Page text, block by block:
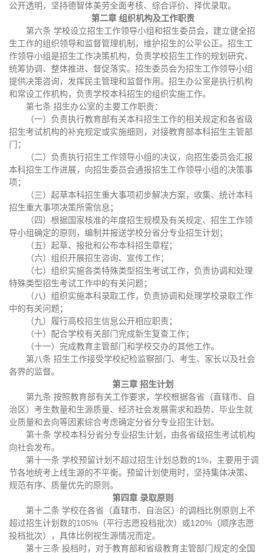
公开透明，坚持德智体美劳全面考核、综合评价、择优录取。
第二章 组织机构及工作职责
第六条 学校设立招生工作领导小组和招生委员会，建立健全招
生工作的组织领导和监督管理机制，维护招生的公平公正。招生工
作领导小组是招生工作决策机构，负责学校招生工作的规划研究、
统筹协调、整体推进、督促落实。招生委员会为招生工作领导小组
提供决策咨询，发挥民主管理和监督作用。招生办公室是执行机构
和常设工作机构，负责学校本科招生的组织实施工作。
第七条 招生办公室的主要工作职责：
（一）负责执行教育部有关本科招生工作的相关规定和各省级
招生考试机构的补充规定或实施细则，对接教育部本科招生主管部
门；
（二）负责执行招生工作领导小组的决议，向招生委员会汇报
本科招生工作进展，向招生委员会通报招生工作领导小组的决策事
项；
（三）起草本科招生重大事项初步解决方案，收集、统计本科
招生重大事项决策所需信息；
（四）根据国家核准的年度招生规模及有关规定、招生工作领
导小组确定的原则，编制并报送学校分省分专业招生计划；
（五）起草、报批和公布本科招生章程；
（六）组织开展招生咨询、宣传工作；
（七）组织实施各类特殊类型招生考试工作，负责协调和处理
特殊类型招生考试工作中的有关问题；
（八）组织实施本科录取工作，负责协调和处理学校录取工作
中的有关问题；
（九）履行高校招生信息公开相应职责；
（十）配合学校有关部门完成新生复查工作；
（十一）完成教育主管部门和学校交办的其他工作。
第八条 招生工作接受学校纪检监察部门、考生、家长以及社会
各界的监督。
第三章 招生计划
第九条 按照教育部有关工作要求，学校根据各省（直辖市、自
治区）考生数量和生源质量、经济社会发展需求和趋势、毕业生就
业质量和去向等因素综合考虑确定分省分专业招生计划。
第十条 学校本科分省分专业招生计划，由各省级招生考试机构
向社会发布。
第十一条 学校预留计划不超过招生计划总数的1%，主要用于调
节各地统考上线生源的不平衡。预留计划使用时，坚持集体决策、
规范有序、质量优先的原则。
第四章 录取原则
第十二条 学校在各省（直辖市、自治区）的调档比例原则上不
超过招生计划数的105%（平行志愿投档批次）或120%（顺序志愿
投档批次），具体比例视生源情况而定。
第十三条 投档时，对于教育部和省级教育主管部门规定的全国